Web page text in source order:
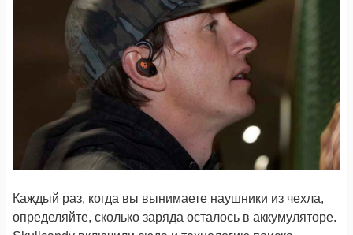
Каждый раз, когда вы вынимаете наушники из чехла,
определяйте, сколько заряда осталось в аккумуляторе.